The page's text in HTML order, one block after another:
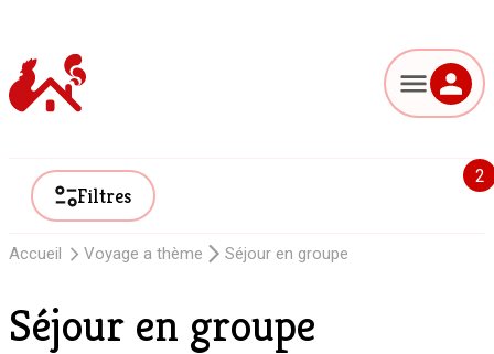
Filtres
2
Accueil Voyage a thème Séjour en groupe
Séjour en groupe